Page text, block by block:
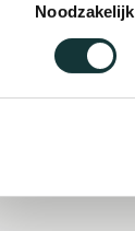
Noodzakelijk